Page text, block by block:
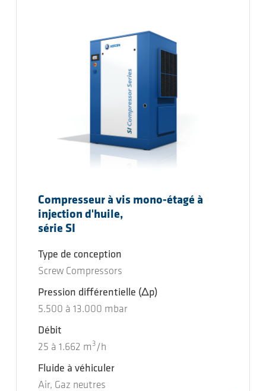
Compresseur à vis mono-étagé à
injection d'huile,
série SI
Type de conception
Screw Compressors
Pression différentielle (Δp)
5.500 à 13.000 mbar
Débit
25 à 1.662 m 3 /h
Fluide à véhiculer
Air, Gaz neutres